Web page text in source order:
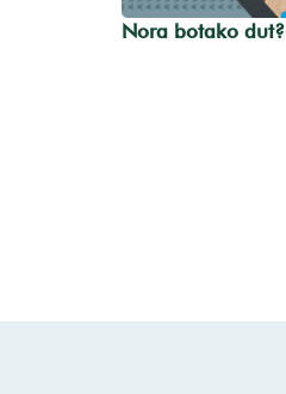
Nora botako dut?